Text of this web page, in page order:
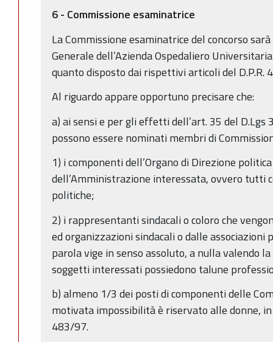
6 - Commissione esaminatrice
La Commissione esaminatrice del concorso
Generale dell’Azienda Ospedaliero
quanto disposto dai rispettivi articoli del D.P.R.
Al riguardo appare opportuno precisare che:
a) ai sensi e per gli effetti dell’art. 35 del D.Lgs
possono essere nominati membri di
1) i componenti dell’Organo di Direzione politica
dell’Amministrazione interessata, ovvero tutti
politiche;
2) i rappresentanti sindacali o coloro che
ed organizzazioni sindacali o dalle associazioni
parola vige in senso assoluto, a nulla valendo
soggetti interessati possiedono talune
b) almeno 1/3 dei posti di componenti delle
motivata impossibilità è riservato alle donne,
483/97.